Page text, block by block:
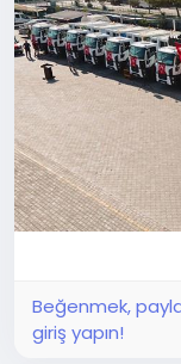
Beğenmek,
giriş yapın!